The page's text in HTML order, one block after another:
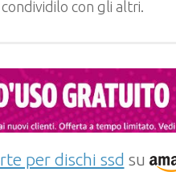
con gli altri.
per dischi ssd su